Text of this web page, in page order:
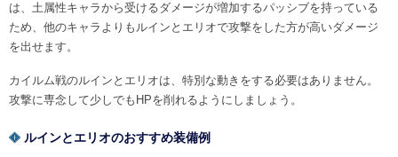
は、土属性キャラから受けるダメージが増加するパッシブを持っている
ため、他のキャラよりもルインとエリオで攻撃をした方が高いダメージ
を出せます。
カイルム戦のルインとエリオは、特別な動きをする必要はありません。
攻撃に専念して少しでもHPを削れるようにしましょう。
ルインとエリオのおすすめ装備例